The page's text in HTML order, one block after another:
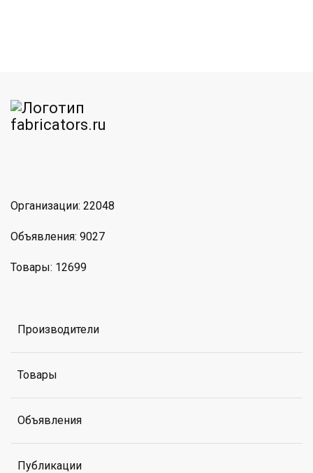
Организации: 22048
Объявления: 9027
Товары: 12699
Производители
Товары
Объявления
Публикации